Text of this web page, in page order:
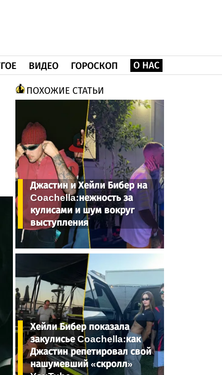
ВИДЕО ГОРОСКОП О НАС
ПОХОЖИЕ СТАТЬИ
Джастин и Хейли Бибер на
Coachella:нежность за
кулисами и шум вокруг
выступления
Хейли Бибер показала
закулисье Coachella:как
Джастин репетировал свой
нашумевший «скролл»